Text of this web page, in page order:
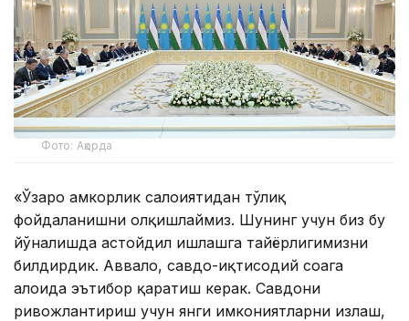
Фото: Ақорда
«Ўзаро ҳамкорлик салоҳиятидан тўлиқ
фойдаланишни олқишлаймиз. Шунинг учун биз бу
йўналишда астойдил ишлашга тайёрлигимизни
билдирдик. Аввало, савдо-иқтисодий соҳага
алоҳида эътибор қаратиш керак. Савдони
ривожлантириш учун янги имкониятларни излаш,